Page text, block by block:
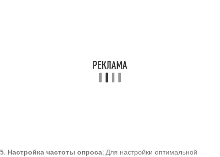
5. Настройка частоты опроса: Для настройки оптимальной